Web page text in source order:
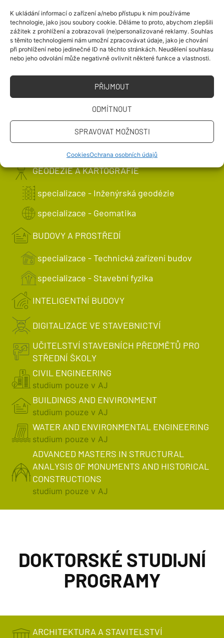
K ukládání informací o zařízení a/nebo přístupu k nim používáme
technologie, jako jsou soubory cookie. Děláme to proto, abychom zlepšili
zážitek z prohlížení a zobrazovali (ne)personalizované reklamy. Souhlas
s těmito technologiemi nám umožní zpracovávat údaje, jako je chování
při prohlížení nebo jedinečné ID na těchto stránkách. Neudělení souhlasu
nebo jeho odvolání může negativně ovlivnit některé funkce a vlastnosti.
PŘIJMOUT
ODMÍTNOUT
SPRAVOVAT MOŽNOSTI
CookiesOchrana osobních údajů
INTEGRÁLNÍ BEZPEČNOST STAVEB
MANAGEMENT A EKONOMIKA VE
STAVEBNICTVÍ
STAVITELSTVÍ - PŘÍPRAVA, REALIZACE
A PROVOZ STAVEB
ARCHITEKTURA A STAVITELSTVÍ
SCÉNICKÉ TECHNOLOGIE
GEODÉZIE A KARTOGRAFIE
specializace - Inženýrská geodézie
specializace - Geomatika
BUDOVY A PROSTŘEDÍ
specializace - Technická zařízení budov
specializace - Stavební fyzika
INTELIGENTNÍ BUDOVY
DIGITALIZACE VE STAVEBNICTVÍ
UČITELSTVÍ STAVEBNÍCH PŘEDMĚTŮ PRO
STŘEDNÍ ŠKOLY
CIVIL ENGINEERING
studium pouze v AJ
BUILDINGS AND ENVIRONMENT
studium pouze v AJ
WATER AND ENVIRONMENTAL ENGINEERING
studium pouze v AJ
ADVANCED MASTERS IN STRUCTURAL
ANALYSIS OF MONUMENTS AND HISTORICAL
CONSTRUCTIONS
studium pouze v AJ
DOKTORSKÉ STUDIJNÍ
PROGRAMY
ARCHITEKTURA A STAVITELSTVÍ